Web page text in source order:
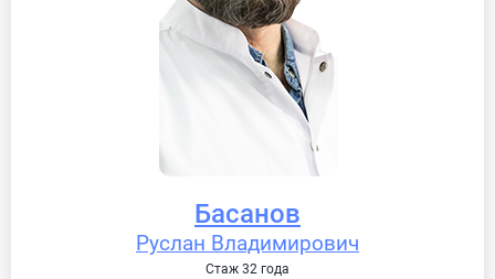
Басанов
Руслан Владимирович
Стаж 32 года